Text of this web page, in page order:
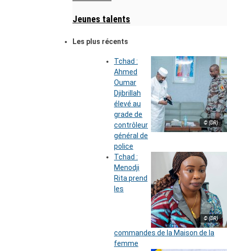
Jeunes talents
Les plus récents
© (DR)
Tchad :
Ahmed
Oumar
Djibrillah
élevé au
grade de
contrôleur
général de
police
© (DR)
Tchad :
Menodji
Rita prend
les
commandes de la Maison de la
femme